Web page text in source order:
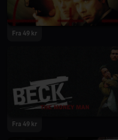
Fra 49 kr
Fra 49 kr